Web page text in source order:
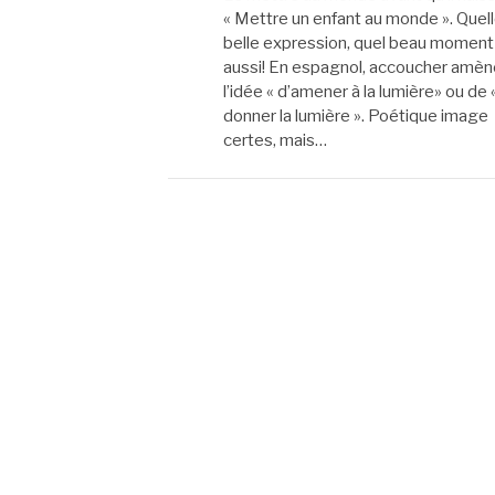
« Mettre un enfant au monde ».
belle expression, quel beau moment
aussi! En espagnol, accoucher
l’idée « d’amener à la lumière» ou de
donner la lumière ». Poétique image
certes, mais…